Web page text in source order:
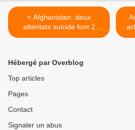
< Afghanistan: deux
attentats suicide font 2
morts et des dizaines de
Hébergé par Overblog
Top articles
Pages
Contact
Signaler un abus